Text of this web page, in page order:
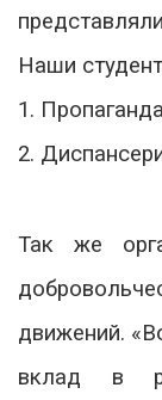
Наши
1.
2.
Так же
движений.
вклад в